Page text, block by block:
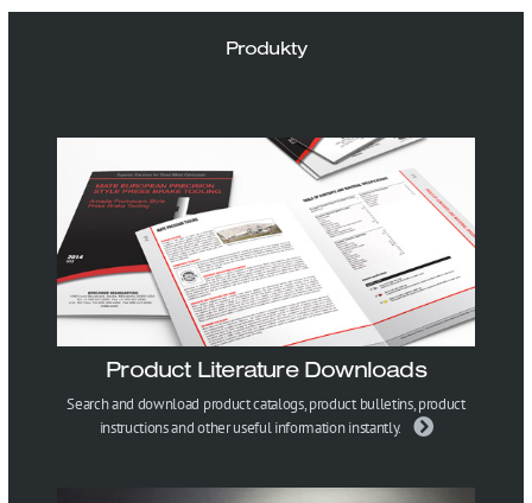
Produkty
Product Literature Downloads
Search and download product catalogs, product bulletins, product
instructions and other useful information instantly.